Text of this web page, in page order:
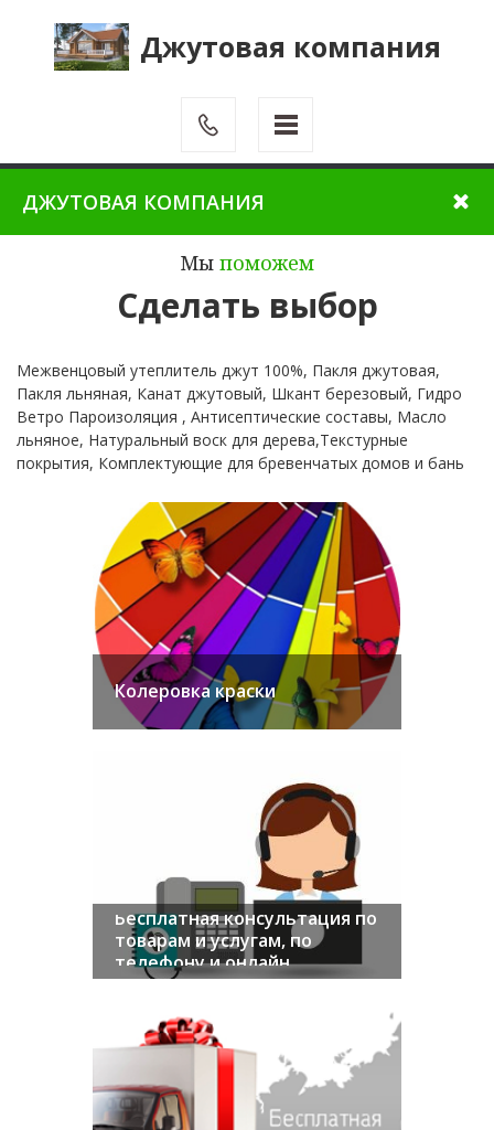
Джутовая компания
ДЖУТОВАЯ КОМПАНИЯ
Мы поможем
Сделать выбор
Межвенцовый утеплитель джут 100%, Пакля джутовая,
Пакля льняная, Канат джутовый, Шкант березовый, Гидро
Ветро Пароизоляция , Антисептические составы, Масло
льняное, Натуральный воск для дерева,Текстурные
покрытия, Комплектующие для бревенчатых домов и бань
Колеровка краски
Бесплатная консультация по
товарам и услугам, по
телефону и онлайн
ПОДРОБНЕЕ